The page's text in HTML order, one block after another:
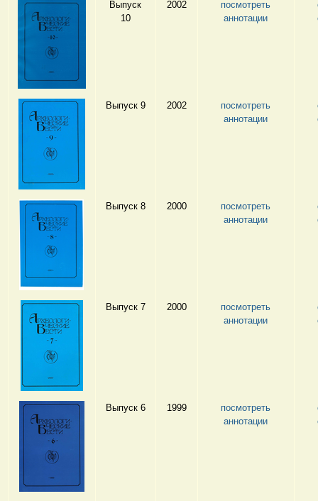
Выпуск
10
2002
посмотреть
аннотации
Выпуск 9 2002
посмотреть
аннотации
Выпуск 8 2000
посмотреть
аннотации
Выпуск 7 2000
посмотреть
аннотации
Выпуск 6 1999
посмотреть
аннотации